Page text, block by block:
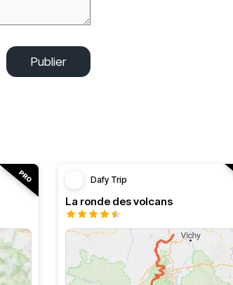
Publier
Dafy Trip
La ronde des volcans